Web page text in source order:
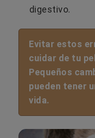
digestivo.
Evitar estos
cuidar de tu
Pequeños
pueden tener
vida.